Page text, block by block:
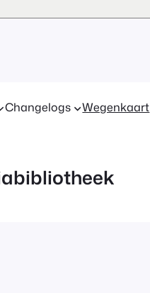
Changelogs Wegenkaart